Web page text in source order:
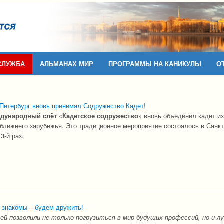
АЛЬМАНАХ МИР ПРОГРАММЫ НА КАНИКУЛЫ
вновь принимал Содружество Кадет!
слёт «Кадетское содружество» вновь объединил кадет
зарубежья. Это традиционное мероприятие состоялось в
й раз.
– будем дружить!
позволили не только погрузиться в мир будущих профессий, но и